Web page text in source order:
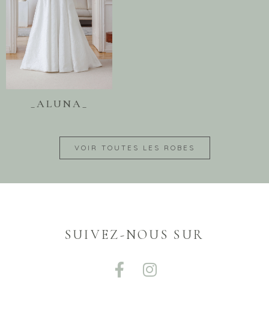
_ALUNA_
VOIR TOUTES LES ROBES
SUIVEZ-NOUS SUR